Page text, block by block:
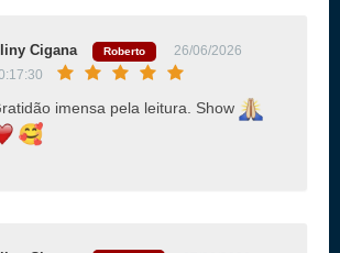
Cigana Roberto
26/06/2026
imensa pela leitura. Show